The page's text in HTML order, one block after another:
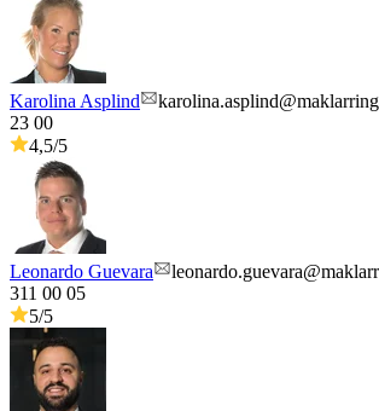
Karolina Asplind
23 00
4,5/5
Leonardo Guevara
311 00 05
5/5